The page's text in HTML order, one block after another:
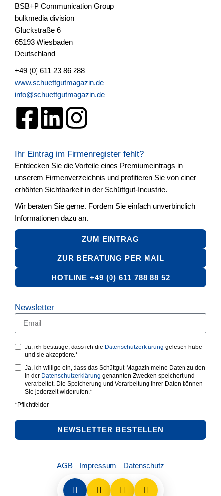
BSB+P Communication Group
bulkmedia division
Gluckstraße 6
65193 Wiesbaden
Deutschland
+49 (0) 611 23 86 288
www.schuettgutmagazin.de
info@schuettgutmagazin.de
Ihr Eintrag im Firmenregister fehlt?
Entdecken Sie die Vorteile eines Premiumeintrags in
unserem Firmenverzeichnis und profitieren Sie von einer
erhöhten Sichtbarkeit in der Schüttgut-Industrie.
Wir beraten Sie gerne. Fordern Sie einfach unverbindlich
Informationen dazu an.
ZUM EINTRAG
ZUR BERATUNG PER MAIL
HOTLINE +49 (0) 611 788 88 52
Newsletter
Ja, ich bestätige, dass ich die Datenschutzerklärung gelesen habe
und sie akzeptiere.*
Ja, ich willige ein, dass das Schüttgut-Magazin meine Daten zu den
in der Datenschutzerklärung genannten Zwecken speichert und
verarbeitet. Die Speicherung und Verarbeitung Ihrer Daten können
Sie jederzeit widerrufen.*
*Pflichtfelder
NEWSLETTER BESTELLEN
AGB Impressum Datenschutz